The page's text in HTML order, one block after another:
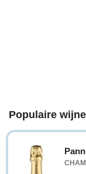
Populaire